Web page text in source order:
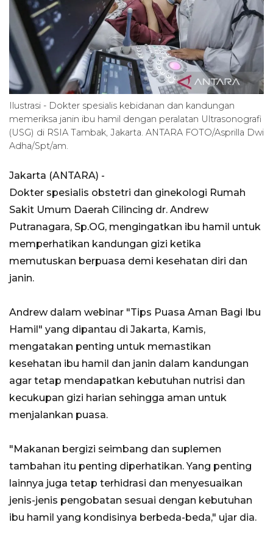
Ilustrasi - Dokter spesialis kebidanan dan kandungan
memeriksa janin ibu hamil dengan peralatan Ultrasonografi
(USG) di RSIA Tambak, Jakarta. ANTARA FOTO/Asprilla Dwi
Adha/Spt/am.
Jakarta (ANTARA) -
Dokter spesialis obstetri dan ginekologi Rumah
Sakit Umum Daerah Cilincing dr. Andrew
Putranagara, Sp.OG, mengingatkan ibu hamil untuk
memperhatikan kandungan gizi ketika
memutuskan berpuasa demi kesehatan diri dan
janin.
Andrew dalam webinar "Tips Puasa Aman Bagi Ibu
Hamil" yang dipantau di Jakarta, Kamis,
mengatakan penting untuk memastikan
kesehatan ibu hamil dan janin dalam kandungan
agar tetap mendapatkan kebutuhan nutrisi dan
kecukupan gizi harian sehingga aman untuk
menjalankan puasa.
"Makanan bergizi seimbang dan suplemen
tambahan itu penting diperhatikan. Yang penting
lainnya juga tetap terhidrasi dan menyesuaikan
jenis-jenis pengobatan sesuai dengan kebutuhan
ibu hamil yang kondisinya berbeda-beda," ujar dia.